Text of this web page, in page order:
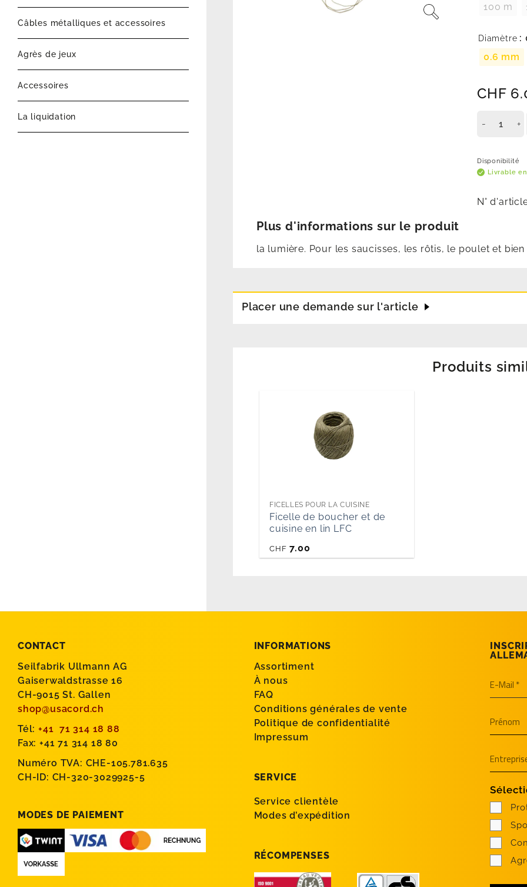
Câbles métalliques et accessoires
Agrès de jeux
Accessoires
La liquidation
100 m
Diamètre :
0.6 mm
CHF
Disponibilité
Livrable
N°
Plus d'informations sur le produit
la lumière. Pour les saucisses, les rôtis, le poulet et
Placer une demande sur l'article
Produits
FICELLES POUR LA CUISINE
Ficelle de boucher et de
cuisine en lin LFC
CHF 7.00
CONTACT
Seilfabrik Ullmann AG
Gaiserwaldstrasse 16
CH-9015 St. Gallen
shop@usacord.ch
Tél: +41 71 314 18 88
Fax: +41 71 314 18 80
Numéro TVA: CHE-105.781.635
CH-ID: CH-320-3029925-5
MODES DE PAIEMENT
INFORMATIONS
Assortiment
À nous
FAQ
Conditions générales de vente
Politique de confidentialité
Impressum
SERVICE
Service clientèle
Modes d’expédition
RÉCOMPENSES